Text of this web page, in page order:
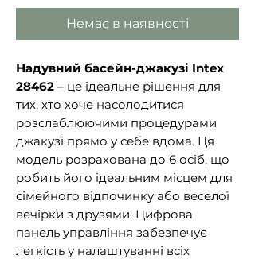
Немає в наявності
Надувний басейн-джакузі Intex
28462 – це ідеальне рішення для
тих, хто хоче насолодитися
розслаблюючими процедурами
джакузі прямо у себе вдома. Ця
модель розрахована до 6 осіб, що
робить його ідеальним місцем для
сімейного відпочинку або веселої
вечірки з друзями. Цифрова
панель управління забезпечує
легкість у налаштуванні всіх